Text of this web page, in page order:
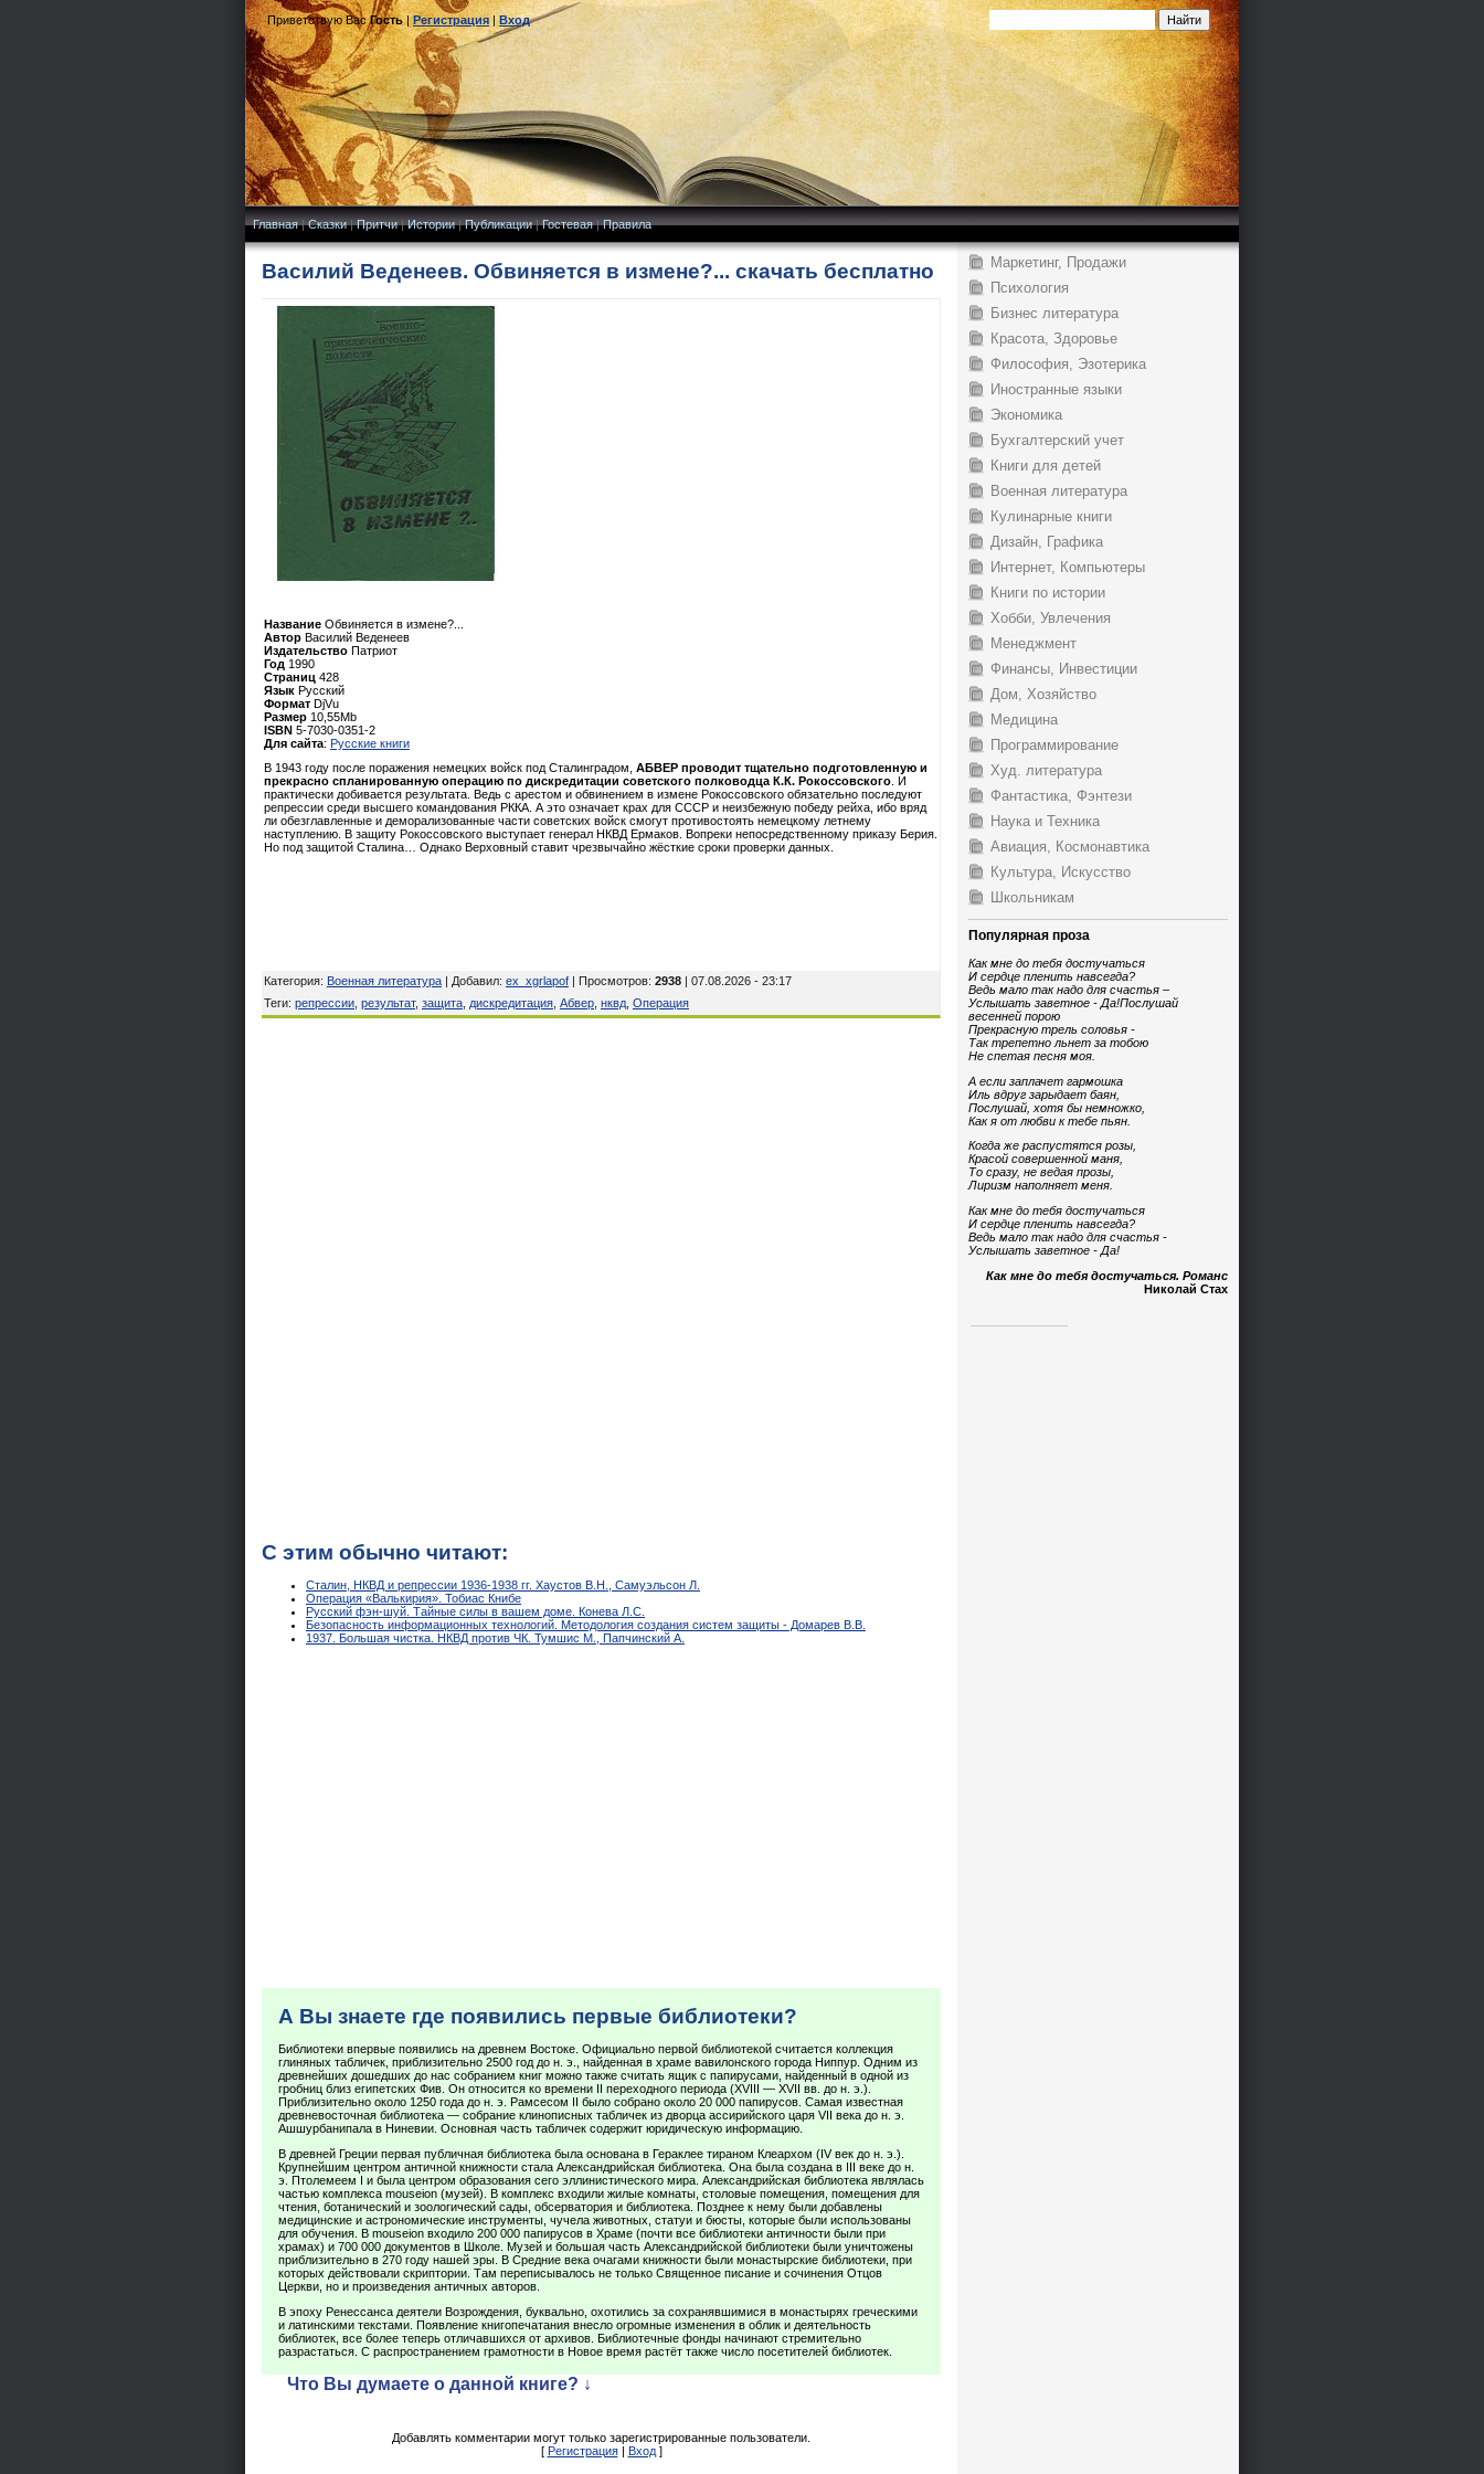
Приветствую Вас Гость|Регистрация|Вход
Главная|Сказки|Притчи|Истории|Публикации|Гостевая|Правила
Василий Веденеев. Обвиняется в измене?... скачать бесплатно
Название Обвиняется в измене?...
Автор Василий Веденеев
Издательство Патриот
Год 1990
Страниц 428
Язык Русский
Формат DjVu
Размер 10,55Mb
ISBN 5-7030-0351-2
Для сайта: Русские книги
В 1943 году после поражения немецких войск под Сталинградом, АБВЕР проводит тщательно подготовленную и
прекрасно спланированную операцию по дискредитации советского полководца К.К. Рокоссовского. И
практически добивается результата. Ведь с арестом и обвинением в измене Рокоссовского обязательно последуют
репрессии среди высшего командования РККА. А это означает крах для СССР и неизбежную победу рейха, ибо вряд
ли обезглавленные и деморализованные части советских войск смогут противостоять немецкому летнему
наступлению. В защиту Рокоссовского выступает генерал НКВД Ермаков. Вопреки непосредственному приказу Берия.
Но под защитой Сталина… Однако Верховный ставит чрезвычайно жёсткие сроки проверки данных.
Категория: Военная литература | Добавил: ex_xgrlapof | Просмотров: 2938 | 07.08.2026 - 23:17
Теги: репрессии результат, защита дискредитация Абвер нквд Операция
С этим обычно читают:
Сталин, НКВД и репрессии 1936-1938 гг. Хаустов В.Н., Самуэльсон Л.
Операция «Валькирия». Тобиас Книбе
Русский фэн-шуй. Тайные силы в вашем доме. Конева Л.С.
Безопасность информационных технологий. Методология создания систем защиты - Домарев В.В.
1937. Большая чистка. НКВД против ЧК. Тумшис М., Папчинский А.
А Вы знаете где появились первые библиотеки?
Библиотеки впервые появились на древнем Востоке. Официально первой библиотекой считается коллекция
глиняных табличек, приблизительно 2500 год до н. э., найденная в храме вавилонского города Ниппур. Одним из
древнейших дошедших до нас собранием книг можно также считать ящик с папирусами, найденный в одной из
гробниц близ египетских Фив. Он относится ко времени II переходного периода (XVIII — XVII вв. до н. э.).
Приблизительно около 1250 года до н. э. Рамсесом II было собрано около 20 000 папирусов. Самая известная
древневосточная библиотека — собрание клинописных табличек из дворца ассирийского царя VII века до н. э.
Ашшурбанипала в Ниневии. Основная часть табличек содержит юридическую информацию.
В древней Греции первая публичная библиотека была основана в Гераклее тираном Клеархом (IV век до н. э.).
Крупнейшим центром античной книжности стала Александрийская библиотека. Она была создана в III веке до н.
э. Птолемеем I и была центром образования сего эллинистического мира. Александрийская библиотека являлась
частью комплекса mouseion (музей). В комплекс входили жилые комнаты, столовые помещения, помещения для
чтения, ботанический и зоологический сады, обсерватория и библиотека. Позднее к нему были добавлены
медицинские и астрономические инструменты, чучела животных, статуи и бюсты, которые были использованы
для обучения. В mouseion входило 200 000 папирусов в Храме (почти все библиотеки античности были при
храмах) и 700 000 документов в Школе. Музей и большая часть Александрийской библиотеки были уничтожены
приблизительно в 270 году нашей эры. В Средние века очагами книжности были монастырские библиотеки, при
которых действовали скриптории. Там переписывалось не только Священное писание и сочинения Отцов
Церкви, но и произведения античных авторов.
В эпоху Ренессанса деятели Возрождения, буквально, охотились за сохранявшимися в монастырях греческими
и латинскими текстами. Появление книгопечатания внесло огромные изменения в облик и деятельность
библиотек, все более теперь отличавшихся от архивов. Библиотечные фонды начинают стремительно
разрастаться. С распространением грамотности в Новое время растёт также число посетителей библиотек.
Что Вы думаете о данной книге? ↓
Добавлять комментарии могут только зарегистрированные пользователи.
[ Регистрация| Вход]
Маркетинг, Продажи
Психология
Бизнес литература
Красота, Здоровье
Философия, Эзотерика
Иностранные языки
Экономика
Бухгалтерский учет
Книги для детей
Военная литература
Кулинарные книги
Дизайн, Графика
Интернет, Компьютеры
Книги по истории
Хобби, Увлечения
Менеджмент
Финансы, Инвестиции
Дом, Хозяйство
Медицина
Программирование
Худ. литература
Фантастика, Фэнтези
Наука и Техника
Авиация, Космонавтика
Культура, Искусство
Школьникам
Популярная проза
Как мне до тебя достучаться
И сердце пленить навсегда?
Ведь мало так надо для счастья –
Услышать заветное - Да!Послушай
весенней порою
Прекрасную трель соловья -
Так трепетно льнет за тобою
Не спетая песня моя.
А если заплачет гармошка
Иль вдруг зарыдает баян,
Послушай, хотя бы немножко,
Как я от любви к тебе пьян.
Когда же распустятся розы,
Красой совершенной маня,
То сразу, не ведая прозы,
Лиризм наполняет меня.
Как мне до тебя достучаться
И сердце пленить навсегда?
Ведь мало так надо для счастья -
Услышать заветное - Да!
Как мне до тебя достучаться. Романс
Николай Стах